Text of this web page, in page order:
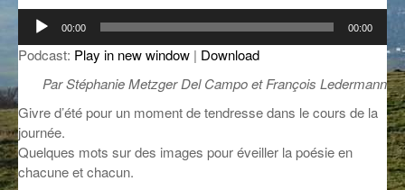
GROOVE N SUN
IL ÉTAIT UNE FOIS
L’ASTUCE DE LA PORTE EN BOIS
LA MINUTE LITTÉRAIRE
PLUS DE MIX
Lecteur
audio
00:00 00:00
Podcast: Play in new window | Download
Par Stéphanie Metzger Del Campo et François Ledermann
Givre d’été pour un moment de tendresse dans le cours de la
journée.
Quelques mots sur des images pour éveiller la poésie en
chacune et chacun.